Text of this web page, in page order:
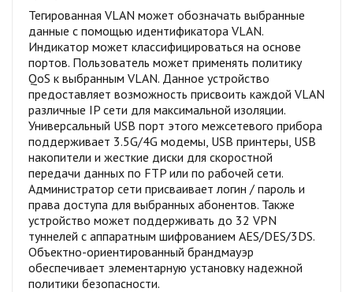
Тегированная VLAN может обозначать выбранные
данные с помощью идентификатора VLAN.
Индикатор может классифицироваться на основе
портов. Пользователь может применять политику
QoS к выбранным VLAN. Данное устройство
предоставляет возможность присвоить каждой VLAN
различные IP сети для максимальной изоляции.
Универсальный USB порт этого межсетевого прибора
поддерживает 3.5G/4G модемы, USB принтеры, USB
накопители и жесткие диски для скоростной
передачи данных по FTP или по рабочей сети.
Администратор сети присваивает логин / пароль и
права доступа для выбранных абонентов. Также
устройство может поддерживать до 32 VPN
туннелей с аппаратным шифрованием AES/DES/3DS.
Объектно-ориентированный брандмауэр
обеспечивает элементарную установку надежной
политики безопасности.